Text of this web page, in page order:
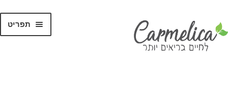
תפריט